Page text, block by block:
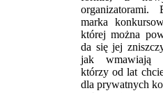
marka
której można
da się jej
jak wmawiają
którzy od lat
dla prywatnych